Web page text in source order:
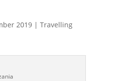
2019| Travelling